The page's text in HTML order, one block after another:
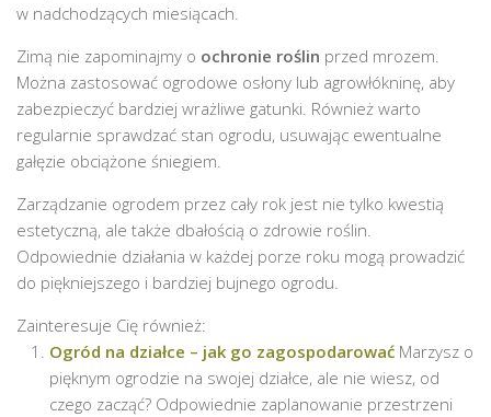
w nadchodzących miesiącach.
Zimą nie zapominajmy o ochronie roślin przed mrozem.
Można zastosować ogrodowe osłony lub agrowłókninę, aby
zabezpieczyć bardziej wrażliwe gatunki. Również warto
regularnie sprawdzać stan ogrodu, usuwając ewentualne
gałęzie obciążone śniegiem.
Zarządzanie ogrodem przez cały rok jest nie tylko kwestią
estetyczną, ale także dbałością o zdrowie roślin.
Odpowiednie działania w każdej porze roku mogą prowadzić
do piękniejszego i bardziej bujnego ogrodu.
Zainteresuje Cię również:
Ogród na działce – jak go zagospodarować Marzysz o
pięknym ogrodzie na swojej działce, ale nie wiesz, od
czego zacząć? Odpowiednie zaplanowanie przestrzeni